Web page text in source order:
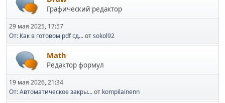
Графический редактор
29 мая 2025, 17:57
От: Как в готовом pdf сд...отsokol92
Math
Редактор формул
19 мая 2026, 21:34
От: Автоматическое закры...от kompilainenn